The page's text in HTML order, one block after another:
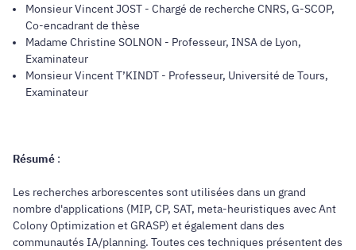
Monsieur Vincent JOST - Chargé de recherche CNRS, G-SCOP,
Co-encadrant de thèse
Madame Christine SOLNON - Professeur, INSA de Lyon,
Examinateur
Monsieur Vincent T’KINDT - Professeur, Université de Tours,
Examinateur
Résumé :
Les recherches arborescentes sont utilisées dans un grand
nombre d'applications (MIP, CP, SAT, meta-heuristiques avec Ant
Colony Optimization et GRASP) et également dans des
communautés IA/planning. Toutes ces techniques présentent des